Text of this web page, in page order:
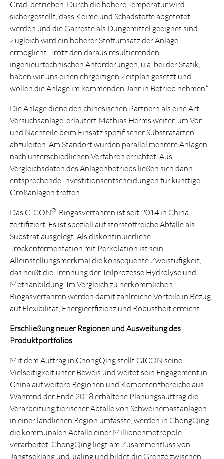
Grad, betrieben. Durch die höhere Temperatur wird
sichergestellt, dass Keime und Schadstoffe abgetötet
werden und die Gärreste als Düngemittel geeignet sind.
Zugleich wird ein höherer Stoffumsatz der Anlage
ermöglicht. Trotz den daraus resultierenden
ingenieurtechnischen Anforderungen, u.a. bei der Statik,
haben wir uns einen ehrgeizigen Zeitplan gesetzt und
wollen die Anlage im kommenden Jahr in Betrieb nehmen.“
Die Anlage diene den chinesischen Partnern als eine Art
Versuchsanlage, erläutert Mathias Herms weiter, um Vor-
und Nachteile beim Einsatz spezifischer Substratarten
abzuleiten. Am Standort würden parallel mehrere Anlagen
nach unterschiedlichen Verfahren errichtet. Aus
Vergleichsdaten des Anlagenbetriebs ließen sich dann
entsprechende Investitionsentscheidungen für künftige
Großanlagen treffen.
Das GICON®-Biogasverfahren ist seit 2014 in China
zertifiziert. Es ist speziell auf störstoffreiche Abfälle als
Substrat ausgelegt. Als diskontinuierliche
Trockenfermentation mit Perkolation ist sein
Alleinstellungsmerkmal die konsequente Zweistufigkeit,
das heißt die Trennung der Teilprozesse Hydrolyse und
Methanbildung. Im Vergleich zu herkömmlichen
Biogasverfahren werden damit zahlreiche Vorteile in Bezug
auf Flexibilität, Energieeffizienz und Robustheit erreicht.
Erschließung neuer Regionen und Ausweitung des
Produktportfolios
Mit dem Auftrag in ChongQing stellt GICON seine
Vielseitigkeit unter Beweis und weitet sein Engagement in
China auf weitere Regionen und Kompetenzbereiche aus.
Während der Ende 2018 erhaltene Planungsauftrag die
Verarbeitung tierischer Abfälle von Schweinemastanlagen
in einer ländlichen Region umfasste, werden in ChongQing
die kommunalen Abfälle einer Millionenmetropole
verarbeitet. ChongQing liegt am Zusammenfluss von
Jangtsekiang und Jialing und bildet die Grenze zwischen